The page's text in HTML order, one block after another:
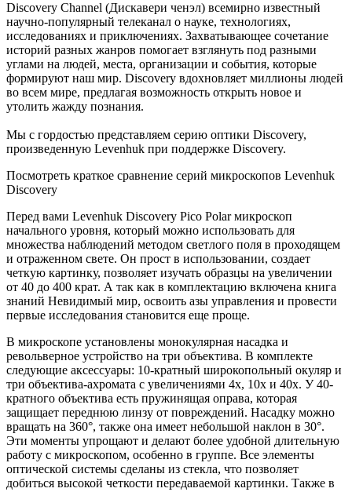
Discovery Channel (Дискавери ченэл) всемирно известный
научно-популярный телеканал о науке, технологиях,
исследованиях и приключениях. Захватывающее сочетание
историй разных жанров помогает взглянуть под разными
углами на людей, места, организации и события, которые
формируют наш мир. Discovery вдохновляет миллионы людей
во всем мире, предлагая возможность открыть новое и
утолить жажду познания.
Мы с гордостью представляем серию оптики Discovery,
произведенную Levenhuk при поддержке Discovery.
Посмотреть краткое сравнение серий микроскопов Levenhuk
Discovery
Перед вами Levenhuk Discovery Pico Polar микроскоп
начального уровня, который можно использовать для
множества наблюдений методом светлого поля в проходящем
и отраженном свете. Он прост в использовании, создает
четкую картинку, позволяет изучать образцы на увеличении
от 40 до 400 крат. А так как в комплектацию включена книга
знаний Невидимый мир, освоить азы управления и провести
первые исследования становится еще проще.
В микроскопе установлены монокулярная насадка и
револьверное устройство на три объектива. В комплекте
следующие аксессуары: 10-кратный широкопольный окуляр и
три объектива-ахромата с увеличениями 4х, 10х и 40х. У 40-
кратного объектива есть пружинящая оправа, которая
защищает переднюю линзу от повреждений. Насадку можно
вращать на 360°, также она имеет небольшой наклон в 30°.
Эти моменты упрощают и делают более удобной длительную
работу с микроскопом, особенно в группе. Все элементы
оптической системы сделаны из стекла, что позволяет
добиться высокой четкости передаваемой картинки. Также в